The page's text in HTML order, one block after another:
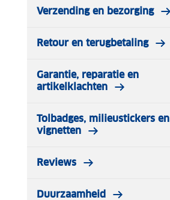
Verzending en bezorging
Retour en terugbetaling
Garantie, reparatie en
artikelklachten
Tolbadges, milieustickers en
vignetten
Reviews
Duurzaamheid